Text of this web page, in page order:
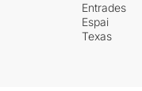
Entrades
Espai
Texas